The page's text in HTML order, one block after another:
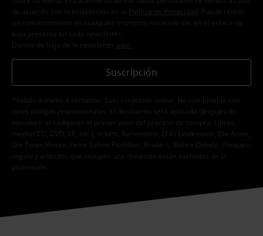
de acuerdo con lo establecido en la
Política de Privacidad . Puedo retirar
mi consentimiento en cualquier momento haciendo clic en el enlace de
baja presente en cada newsletter.
Darme de baja de la newsletter
aquí
Suscripción
*Válido durante 4 semanas. Solo canjeable online. No combinable con
otros códigos promocionales. El descuento será aplicado después de
introducir el código en el primer paso del proceso de compra. Libros,
media (CD, DVD, LP, etc.), tickets, Rammstein, (Till) Lindemann, Die Ärzte,
Die Toten Hosen, Feine Sahne Fischfilet, Broilers, Böhse Onkelz, cheques-
regalo y artículos que incluyen una donación están excluidos de la
promoción.